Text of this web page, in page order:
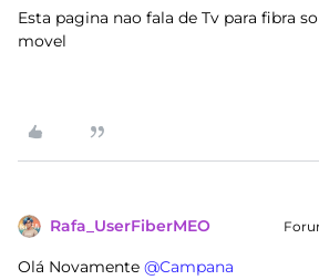
Esta pagina nao fala de Tv para fibra
movel
Rafa_UserFiberMEO
Olá Novamente ​ @Campana